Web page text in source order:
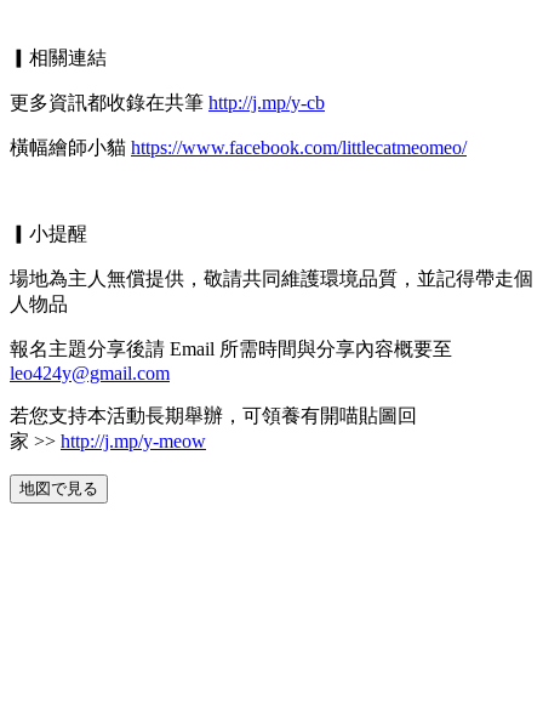
▎相關連結
更多資訊都收錄在共筆 http://j.mp/y-cb
橫幅繪師小貓 https://www.facebook.com/littlecatmeomeo/
▎小提醒
場地為主人無償提供，敬請共同維護環境品質，並記得帶走個
人物品
報名主題分享後請 Email 所需時間與分享內容概要至
leo424y@gmail.com
若您支持本活動長期舉辦，可領養有開喵貼圖回
家 >> http://j.mp/y-meow
地図で見る